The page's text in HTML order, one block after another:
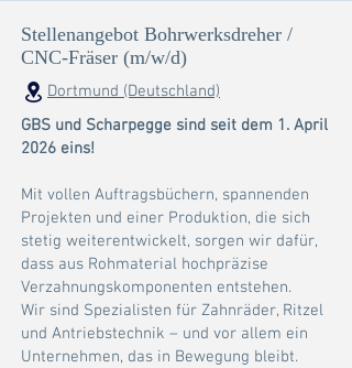
Stellenangebot Bohrwerksdreher /
CNC-Fräser (m/w/d)
Dortmund (Deutschland)
GBS und Scharpegge sind seit dem 1. April
2026 eins!
Mit vollen Auftragsbüchern, spannenden
Projekten und einer Produktion, die sich
stetig weiterentwickelt, sorgen wir dafür,
dass aus Rohmaterial hochpräzise
Verzahnungskomponenten entstehen.
Wir sind Spezialisten für Zahnräder, Ritzel
und Antriebstechnik – und vor allem ein
Unternehmen, das in Bewegung bleibt.